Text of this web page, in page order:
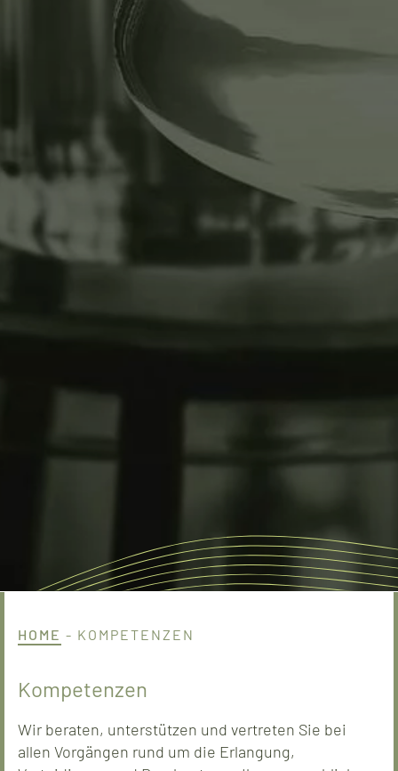
HOME - KOMPETENZEN
Kompetenzen
Wir beraten, unterstützen und vertreten Sie bei
allen Vorgängen rund um die Erlangung,